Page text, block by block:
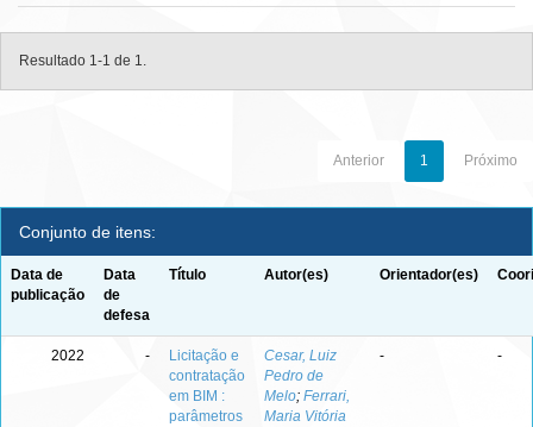
Resultado 1-1 de 1.
Anterior 1 Próximo
Conjunto de itens:
Data de
publicação
Data
de
defesa
Título Autor(es) Orientador(es)
2022 -
Licitação e
contratação
em BIM :
parâmetros
Cesar, Luiz
Pedro de
Melo; Ferrari,
Maria Vitória
- -